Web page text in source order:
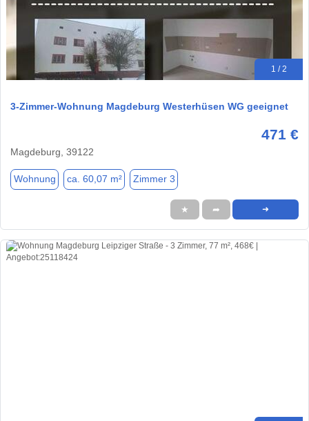
1 / 2
3-Zimmer-Wohnung Magdeburg Westerhüsen WG geeignet
471 €
Magdeburg, 39122
Wohnung ca. 60,07 m² Zimmer 3
★ ➦ ➜